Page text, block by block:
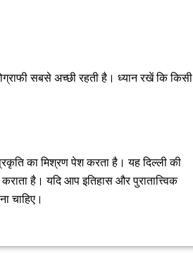
सबसे अच्छी रहती है। ध्यान रखें कि किसी
का मिश्रण पेश करता है। यह दिल्ली की
है। यदि आप इतिहास और पुरातात्त्विक
चाहिए।